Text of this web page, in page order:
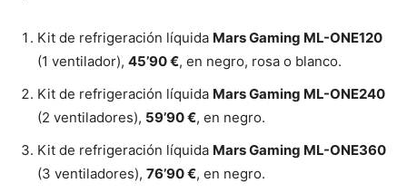
Kit de refrigeración líquida Mars Gaming ML-ONE120
(1 ventilador), 45’90 €, en negro, rosa o blanco.
Kit de refrigeración líquida Mars Gaming ML-ONE240
(2 ventiladores), 59’90 €, en negro.
Kit de refrigeración líquida Mars Gaming ML-ONE360
(3 ventiladores), 76’90 €, en negro.